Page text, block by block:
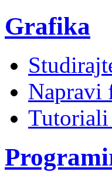
Grafika
Napravi
Tutoriali